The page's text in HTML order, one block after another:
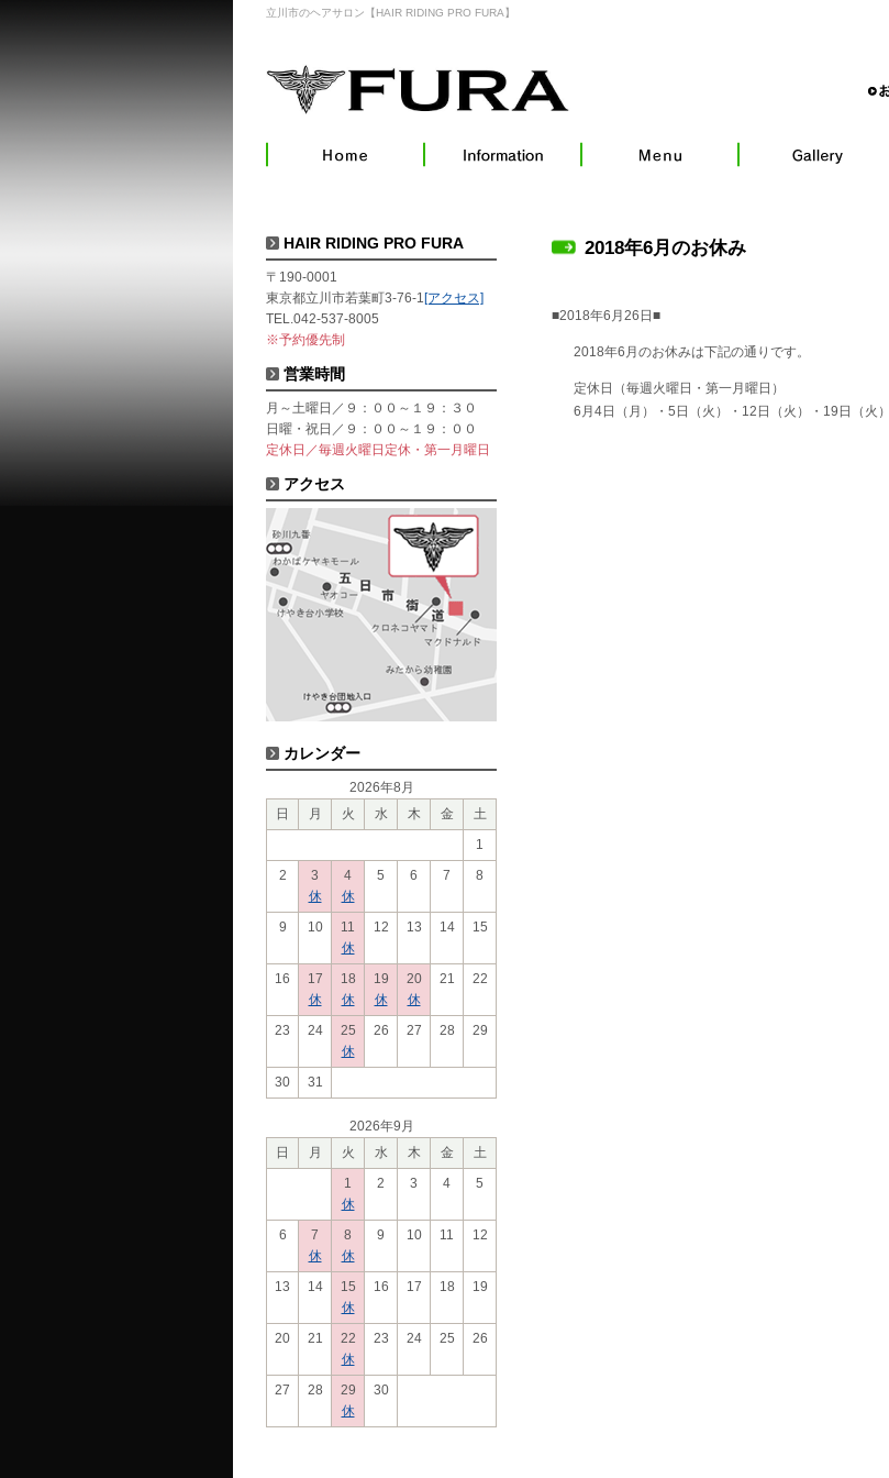
立川市のヘアサロン【HAIR RIDING PRO FURA】
2018年6月のお休み
■2018年6月26日■
2018年6月のお休みは下記の通りです。
定休日（毎週火曜日・第一月曜日）
6月4日（月）・5日（火）・12日（火）・19日（火
HAIR RIDING PRO FURA
〒190-0001
東京都立川市若葉町3-76-1 [アクセス]
TEL.042-537-8005
※予約優先制
営業時間
月～土曜日／９：００～１９：３０
日曜・祝日／９：００～１９：００
定休日／毎週火曜日定休・第一月曜日
アクセス
カレンダー
2026年8月
日
月 火 水 木 金
土
1
2
3
休
4
休
5 6 7 8
9 10
11
休
12 13 14 15
16
17
休
18
休
19
休
20
休
21 22
23 24
25
休
26 27 28 29
30 31
2026年9月
日
月 火 水 木 金
土
1
休
2 3 4 5
6
7
休
8
休
9 10 11 12
13 14
15
休
16 17 18 19
20 21
22
休
23 24 25 26
27 28
29
休
30